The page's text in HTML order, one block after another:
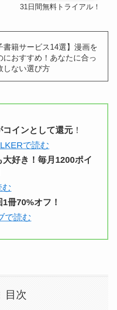
31日間無料トライアル！
書籍サービス14選】漫画を
におすすめ！あなたに合っ
しない選び方
コインとして還元 ！
で読む
好き！毎月1200ポイ
む
冊70%オフ！
で読む
目次